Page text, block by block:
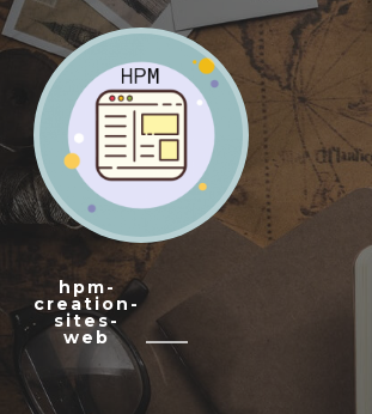
hpm-
creation-
sites-
web